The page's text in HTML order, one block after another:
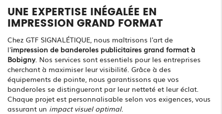
UNE EXPERTISE INÉGALÉE EN
IMPRESSION GRAND FORMAT
Chez GTF SIGNALÉTIQUE, nous maîtrisons l'art de
l'impression de banderoles publicitaires grand format à
Bobigny. Nos services sont essentiels pour les entreprises
cherchant à maximiser leur visibilité. Grâce à des
équipements de pointe, nous garantissons que vos
banderoles se distingueront par leur netteté et leur éclat.
Chaque projet est personnalisable selon vos exigences, vous
assurant un impact visuel optimal.